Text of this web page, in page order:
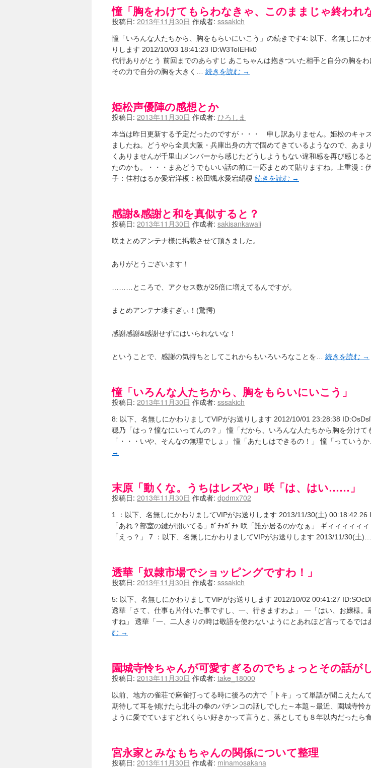
憧「胸をわけてもらわなきゃ、このままじゃ終われ
投稿日: 2013年11月30日 作成者: sssakich
憧「いろんな人たちから、胸をもらいにいこう」の続きです4: 以下、名無しにか
りします 2012/10/03 18:41:23 ID:W3ToIEHk0
代行ありがとう 前回までのあらすじ あこちゃんは抱きついた相手と自分の胸を
その力で自分の胸を大きく… 続きを読む →
姫松声優陣の感想とか
投稿日: 2013年11月30日 作成者: ひろしま
本当は昨日更新する予定だったのですが・・・ 申し訳ありません。姫松のキャ
ましたね。どうやら全員大阪・兵庫出身の方で固めてきているようなので、あま
くありませんが千里山メンバーから感じたどうしようもない違和感を再び感じる
たのかも。・・・まあどうでもいい話の前に一応まとめて貼りますね。上重漫：
子：佳村はるか愛宕洋榎：松田颯水愛宕絹榎 続きを読む →
感謝&感謝と和を真似すると？
投稿日: 2013年11月30日 作成者: sakisankawaii
咲まとめアンテナ様に掲載させて頂きました。
ありがとうございます！
………ところで、アクセス数が25倍に増えてるんですが。
まとめアンテナ凄すぎぃ！(驚愕)
感謝感謝&感謝せずにはいられないな！
ということで、感謝の気持ちとしてこれからもいろいろなことを… 続きを読む →
憧「いろんな人たちから、胸をもらいにいこう」
投稿日: 2013年11月30日 作成者: sssakich
8: 以下、名無しにかわりましてVIPがお送りします 2012/10/01 23:28:38
穏乃「はっ？憧なにいってんの？」 憧「だから、いろんな人たちから胸を分けて
「・・・いや、そんなの無理でしょ」 憧「あたしはできるの！」 憧「っていう
→
末原「動くな。うちはレズや」咲「は、はい……」
投稿日: 2013年11月30日 作成者: dpdmx702
1 ：以下、名無しにかわりましてVIPがお送りします 2013/11/30(土) 00:18:42.26
「あれ？部室の鍵が開いてる」ｶﾞﾁｬｶﾞﾁｬ 咲「誰か居るのかなぁ」 ギィィィィィ
「えっ？」 7 ：以下、名無しにかわりましてVIPがお送りします 2013/11/30(土)…
透華「奴隷市場でショッピングですわ！」
投稿日: 2013年11月30日 作成者: sssakich
5: 以下、名無しにかわりましてVIPがお送りします 2012/10/02 00:41:27
透華「さて、仕事も片付いた事ですし、一、行きますわよ」 一「はい、お嬢様。
すね」 透華「一、二人きりの時は敬語を使わないようにとあれほど言ってるでは
む →
園城寺怜ちゃんが可愛すぎるのでちょっとその話が
投稿日: 2013年11月30日 作成者: take_18000
以前、地方の雀荘で麻雀打ってる時に後ろの方で「トキ」って単語が聞こえたん
期待して耳を傾けたら北斗の拳のパチンコの話しでした～本題～最近、園城寺怜
ように愛でていますどれくらい好きかって言うと、落としても８年以内だったら
宮永家とみなもちゃんの関係について整理
投稿日: 2013年11月30日 作成者: minamosakana